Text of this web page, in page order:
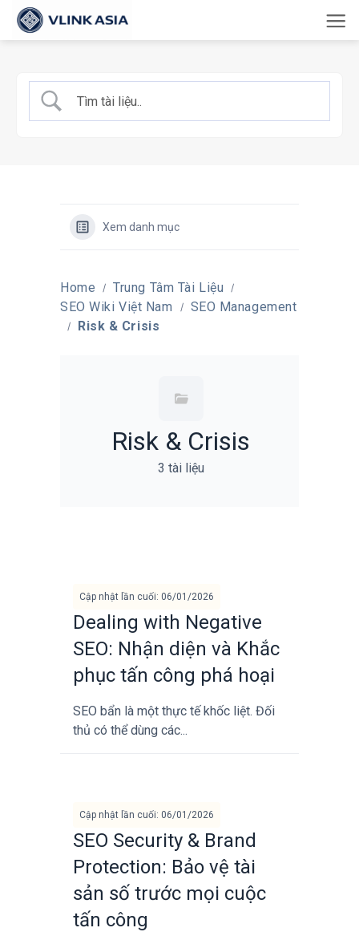
qua
dung
Xem danh mục
Home
Trung Tâm Tài Liệu
SEO Wiki Việt Nam
SEO Management
Risk & Crisis
Risk & Crisis
3 tài liệu
Cập nhật lần cuối: 06/01/2026
Dealing with Negative
SEO: Nhận diện và Khắc
phục tấn công phá hoại
SEO bẩn là một thực tế khốc liệt. Đối
thủ có thể dùng các...
Cập nhật lần cuối: 06/01/2026
SEO Security & Brand
Protection: Bảo vệ tài
sản số trước mọi cuộc
tấn công